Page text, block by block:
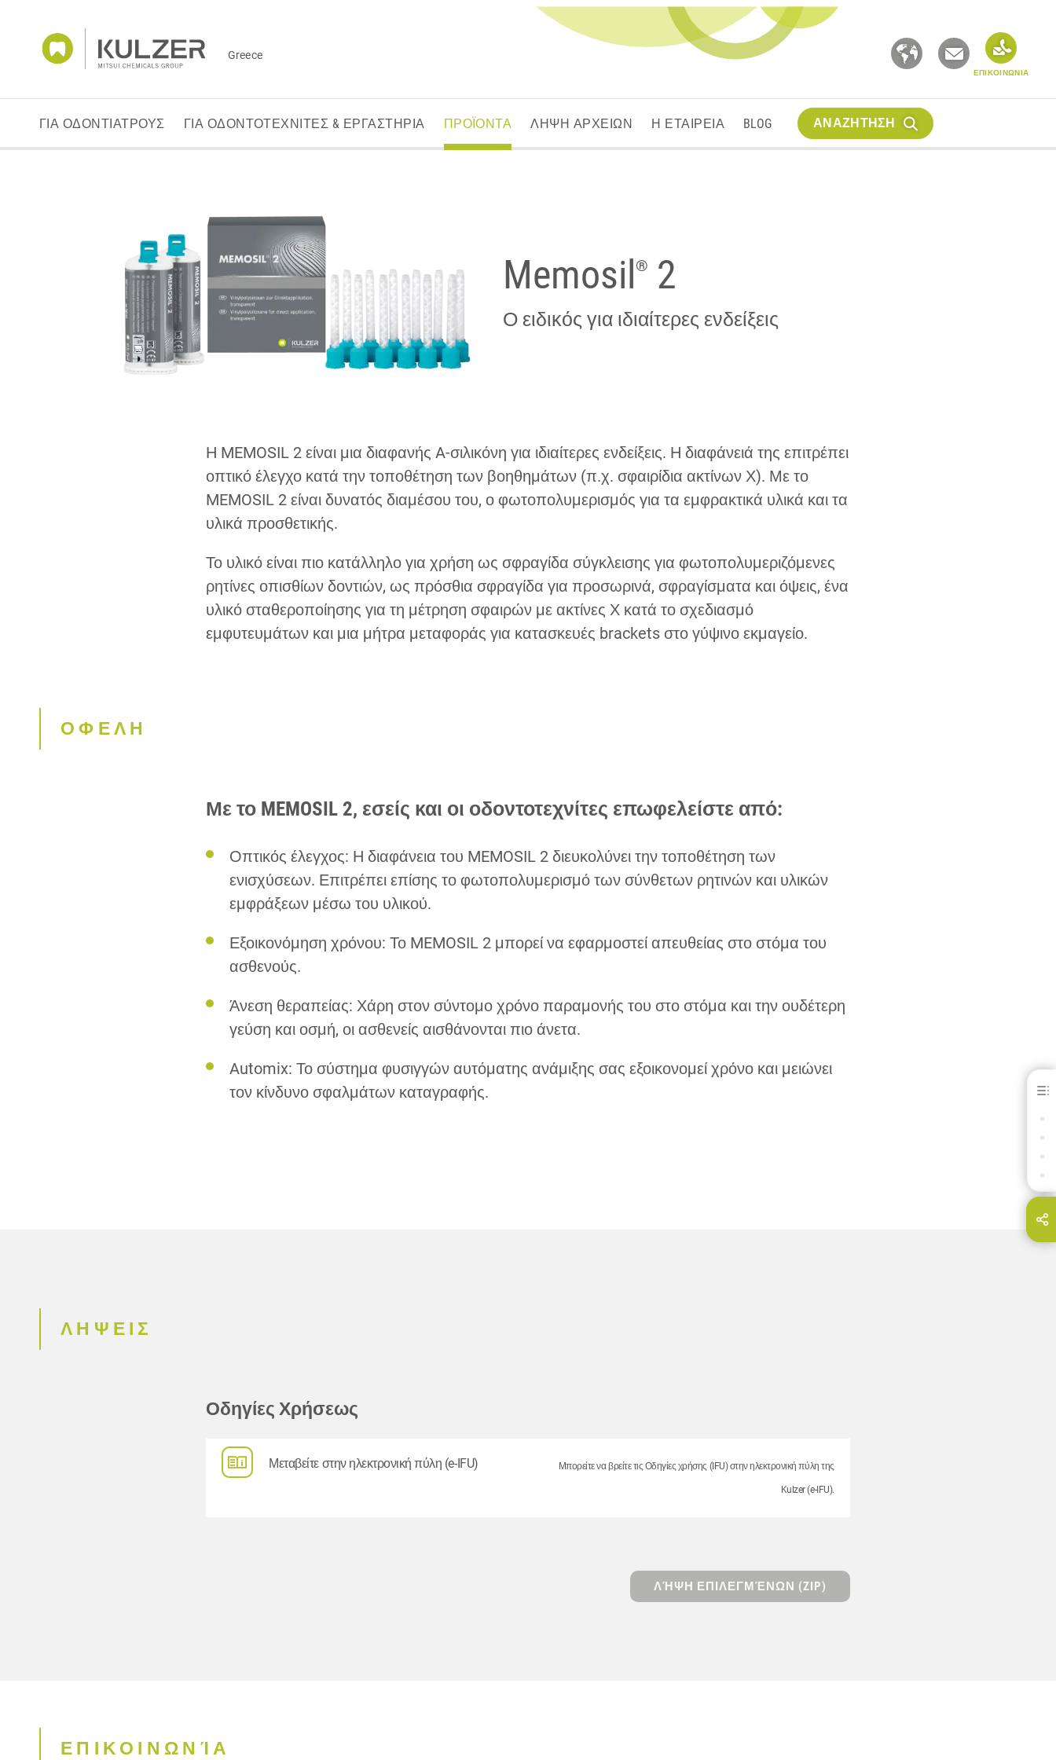
Greece
ΕΠΙΚΟΙΝΩΝΙΑ
ΓΙΑ ΟΔΟΝΤΙΑΤΡΟΥΣ ΓΙΑ ΟΔΟΝΤΟΤΕΧΝΙΤΕΣ & ΕΡΓΑΣΤΗΡΙΑ ΠΡΟΪΟΝΤΑ ΛΗΨΗ ΑΡΧΕΙΩΝ Η ΕΤΑΙΡΕΙΑ BLOG ΑΝΑΖΗΤΗΣΗ
Memosil ® 2
Ο ειδικός για ιδιαίτερες ενδείξεις
Η MEMOSIL 2 είναι μια διαφανής A-σιλικόνη για ιδιαίτερες ενδείξεις. Η διαφάνειά της επιτρέπει
οπτικό έλεγχο κατά την τοποθέτηση των βοηθημάτων (π.χ. σφαιρίδια ακτίνων Χ). Με το
MEMOSIL 2 είναι δυνατός διαμέσου του, ο φωτοπολυμερισμός για τα εμφρακτικά υλικά και τα
υλικά προσθετικής.
Το υλικό είναι πιο κατάλληλο για χρήση ως σφραγίδα σύγκλεισης για φωτοπολυμεριζόμενες
ρητίνες οπισθίων δοντιών, ως πρόσθια σφραγίδα για προσωρινά, σφραγίσματα και όψεις, ένα
υλικό σταθεροποίησης για τη μέτρηση σφαιρών με ακτίνες Χ κατά το σχεδιασμό
εμφυτευμάτων και μια μήτρα μεταφοράς για κατασκευές brackets στο γύψινο εκμαγείο.
ΟΦΕΛΗ
Με το MEMOSIL 2, εσείς και οι οδοντοτεχνίτες επωφελείστε από:
Οπτικός έλεγχος: Η διαφάνεια του MEMOSIL 2 διευκολύνει την τοποθέτηση των
ενισχύσεων. Επιτρέπει επίσης το φωτοπολυμερισμό των σύνθετων ρητινών και υλικών
εμφράξεων μέσω του υλικού.
Εξοικονόμηση χρόνου: Το MEMOSIL 2 μπορεί να εφαρμοστεί απευθείας στο στόμα του
ασθενούς.
Άνεση θεραπείας: Χάρη στον σύντομο χρόνο παραμονής του στο στόμα και την ουδέτερη
γεύση και οσμή, οι ασθενείς αισθάνονται πιο άνετα.
Automix: Το σύστημα φυσιγγών αυτόματης ανάμιξης σας εξοικονομεί χρόνο και μειώνει
τον κίνδυνο σφαλμάτων καταγραφής.
ΛΗΨΕΙΣ
Οδηγίες Χρήσεως
Μεταβείτε στην ηλεκτρονική πύλη (e-IFU) Μπορείτε να βρείτε τις Οδηγίες χρήσης (IFU) στην ηλεκτρονική πύλη της
Kulzer (e-IFU).
ΛΉΨΗ ΕΠΙΛΕΓΜΈΝΩΝ (ZIP)
ΕΠΙΚΟΙΝΩΝΊΑ